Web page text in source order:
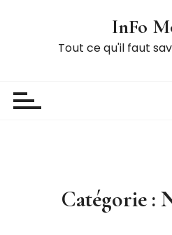
InFo
Tout ce qu'il faut
Catégorie :